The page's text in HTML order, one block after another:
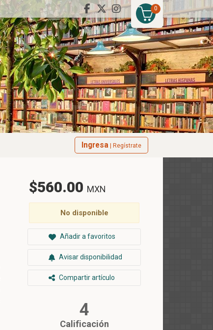
0
Ingresa | Regístrate
$560.00 MXN
No disponible
Añadir a favoritos
Avisar disponibilidad
Compartir artículo
4
Calificación